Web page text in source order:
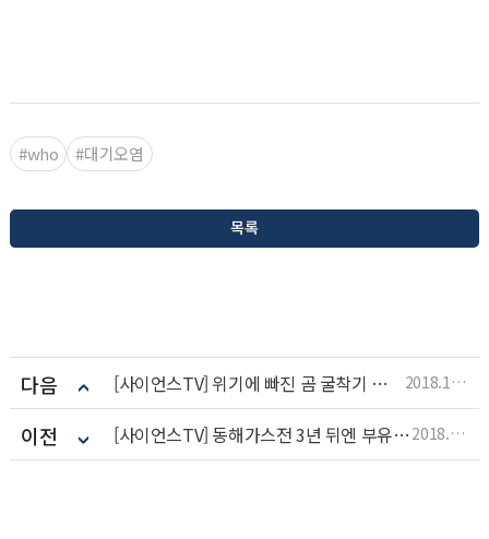
#who #대기오염
목록
다음 [사이언스TV] 위기에 빠진 곰 굴착기 동원해 구조 2018.10.31
이전 [사이언스TV] 동해가스전 3년 뒤엔 부유식 해상풍력단지 2018.10.31